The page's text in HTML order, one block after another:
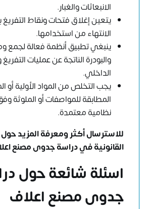
الانبعاثات والغبار.
يتعين إغلاق فتحات ونقاط التفريغ
الانتهاء من استخدامها.
ينبغي تطبيق أنظمة فعالة لجمع
والبودرة الناتجة عن عمليات
الداخلي.
يجب التخلص من المواد الأولية أو
المطابقة للمواصفات أو الملوثة
نظامية معتمدة.
للاسترسال أكثر ومعرفة المزيد
القانونية في دراسة جدوى مصنع
اسئلة شائعة حول
جدوى مصنع اعلاف